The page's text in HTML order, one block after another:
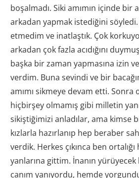
boşalmadı. Siki amımın içinde bir
arkadan yapmak istediğini
etmedim ve inatlaştık. Çok
arkadan çok fazla acıdığını
başka bir zaman yapmasına izin
verdim. Buna sevindi ve bir
amımı sikmeye devam etti. Sonra
hiçbirşey olmamış gibi milletin
sikiştiğimizi anladılar, ama kimse
kızlarla hazırlanıp hep beraber
verdik. Herkes çıkınca ben
yanlarına gittim. İnanın
canım yanıyordu, hemde